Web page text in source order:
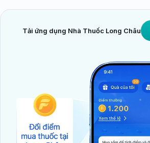
Tải ứng dụng Nhà Thuốc Long Châu